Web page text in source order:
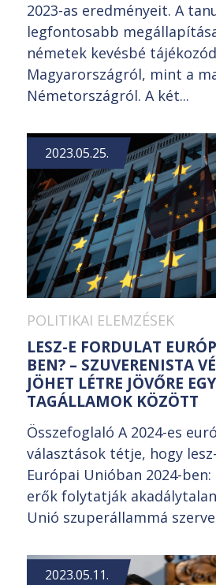
2023-as eredményeit. A
legfontosabb
németek kevésbé
Magyarországról, mint a
Németországról. A két...
2023.05.25.
POLITIKAI ELEMZÉSEK
LESZ-E FORDULAT
BEN? – SZUVERENISTA
JÖHET LÉTRE JÖVŐRE
TAGÁLLAMOK KÖZÖTT
Összefoglaló A 2024-es
választások tétje, hogy
Európai Unióban 2024-
erők folytatják
Unió szuperállammá
2023.05.11.